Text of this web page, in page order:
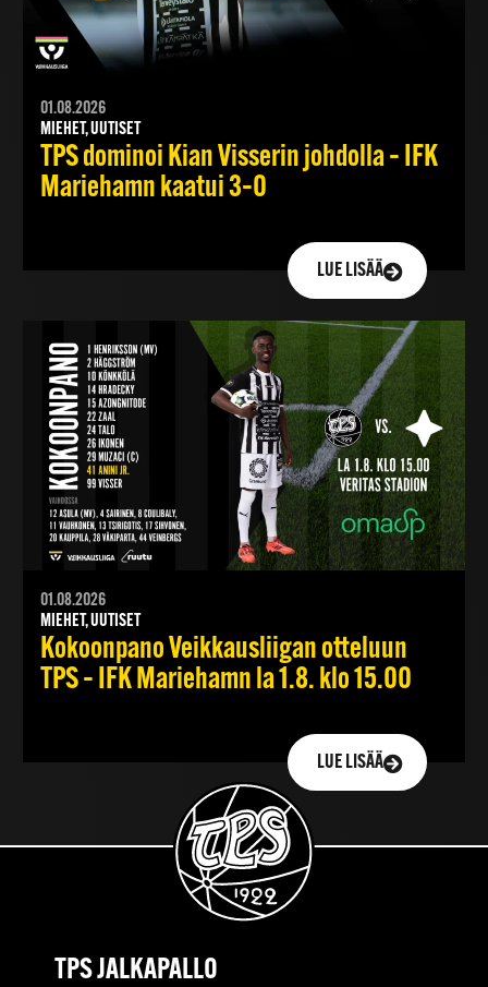
01.08.2026
MIEHET, UUTISET
TPS dominoi Kian Visserin johdolla – IFK
Mariehamn kaatui 3–0
LUE LISÄÄ
01.08.2026
MIEHET, UUTISET
Kokoonpano Veikkausliigan otteluun
TPS – IFK Mariehamn la 1.8. klo 15.00
LUE LISÄÄ
TPS JALKAPALLO